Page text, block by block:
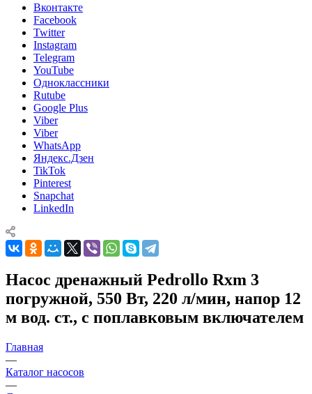
Вконтакте
Facebook
Twitter
Instagram
Telegram
YouTube
Одноклассники
Rutube
Google Plus
Viber
Viber
WhatsApp
Яндекс.Дзен
TikTok
Pinterest
Snapchat
LinkedIn
Насос дренажный Pedrollo Rxm 3
погружной, 550 Вт, 220 л/мин, напор 12
м вод. ст., с поплавковым включателем
Главная
—
Каталог насосов
—